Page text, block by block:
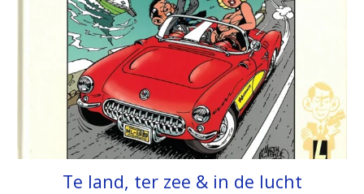
Te land, ter zee & in de lucht